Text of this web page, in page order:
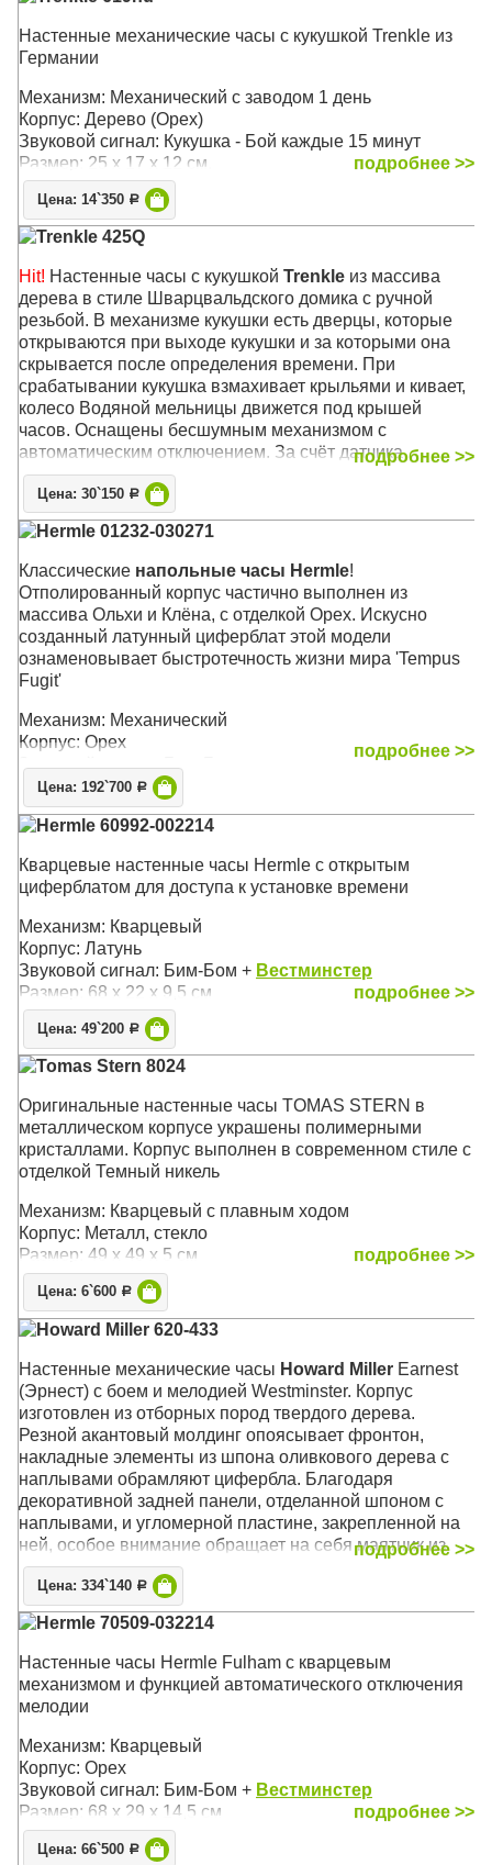
Настенные механические часы с кукушкой Trenkle из
Германии
Механизм: Механический с заводом 1 день
Корпус: Дерево (Орех)
Звуковой сигнал: Кукушка - Бой каждые 15 минут
Размер: 25 х 17 х 12 см.
подробнее >>
Цена: 14`350 Р
Trenkle 425Q
Hit! Настенные часы с кукушкой Trenkle из массива
дерева в стиле Шварцвальдского домика с ручной
резьбой. В механизме кукушки есть дверцы, которые
открываются при выходе кукушки и за которыми она
скрывается после определения времени. При
срабатывании кукушка взмахивает крыльями и кивает,
колесо Водяной мельницы движется под крышей
часов. Оснащены бесшумным механизмом с
автоматическим отключением. За счёт датчика
освещённости кукушка может отличать день от ночи,
что бы не потревожить Ваш сон
Механизм: Кварцевый
Звуковой сигнал: Кукушка - почасовой бой
Размер: 29 х 30 х 17 см (без гирь и маятника)
подробнее >>
Цена: 30`150 Р
Hermle 01232-030271
Классические напольные часы Hermle!
Отполированный корпус частично выполнен из
массива Ольхи и Клёна, с отделкой Орех. Искусно
созданный латунный циферблат этой модели
ознаменовывает быстротечность жизни мира 'Tempus
Fugit'
Механизм: Механический
Корпус: Орех
Звуковой сигнал: Бим-Бом
Размер: 196 х 48,5 х 25 см
подробнее >>
Цена: 192`700 Р
Hermle 60992-002214
Кварцевые настенные часы Hermle с открытым
циферблатом для доступа к установке времени
Механизм: Кварцевый
Корпус: Латунь
Звуковой сигнал: Бим-Бом + Вестминстер
Размер: 68 х 22 х 9,5 см
подробнее >>
Цена: 49`200 Р
Tomas Stern 8024
Оригинальные настенные часы TOMAS STERN в
металлическом корпусе украшены полимерными
кристаллами. Корпус выполнен в современном стиле с
отделкой Темный никель
Механизм: Кварцевый с плавным ходом
Корпус: Металл, стекло
Размер: 49 х 49 х 5 см
подробнее >>
Цена: 6`600 Р
Howard Miller 620-433
Настенные механические часы Howard Miller Earnest
(Эрнест) с боем и мелодией Westminster. Корпус
изготовлен из отборных пород твердого дерева.
Резной акантовый молдинг опоясывает фронтон,
накладные элементы из шпона оливкового дерева с
наплывами обрамляют цифербла. Благодаря
декоративной задней панели, отделанной шпоном с
наплывами, и угломерной пластине, закрепленной на
ней, особое внимание обращает на себя маятник из
полированной латуни
Механизм: Механический
Корпус: Хэмптонской Вишни (Hampton Cherry),
Звуковой сигнал: Westminster+ Бим-бом
Размер: 91 х 37 х 17 см
подробнее >>
Цена: 334`140 Р
Hermle 70509-032214
Настенные часы Hermle Fulham с кварцевым
механизмом и функцией автоматического отключения
мелодии
Механизм: Кварцевый
Корпус: Орех
Звуковой сигнал: Бим-Бом + Вестминстер
Размер: 68 х 29 х 14,5 см
подробнее >>
Цена: 66`500 Р